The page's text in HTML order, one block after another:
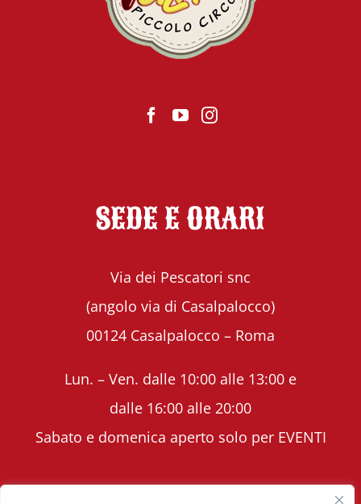
SEDE E ORARI
Via dei Pescatori snc
(angolo via di Casalpalocco)
00124 Casalpalocco – Roma
Lun. – Ven. dalle 10:00 alle 13:00 e
dalle 16:00 alle 20:00
Sabato e domenica aperto solo per EVENTI